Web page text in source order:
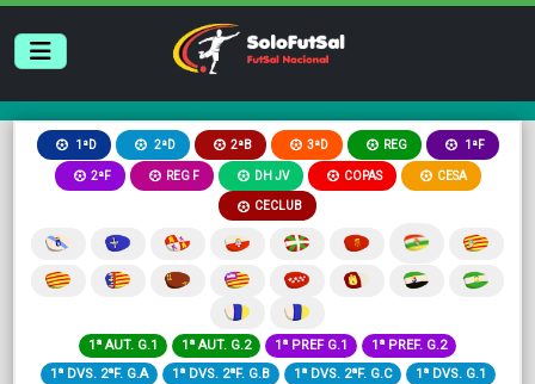
1ªD 2ªD 2ªB 3ªD REG 1ªF
2ªF REG F DH JV COPAS CESA
CECLUB
1ª AUT. G.1 1ª AUT. G.2 1ª PREF G.1
1ª PREF. G.2
1ª DVS. 2ªF. G.A
1ª DVS. 2ªF. G.B 1ª DVS. 2ªF. G.C
1ª DVS. G.1